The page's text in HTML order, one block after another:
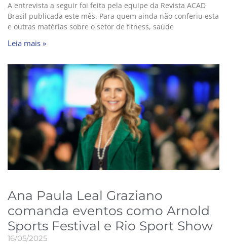
A entrevista a seguir foi feita pela equipe da Revista ACAD
Brasil publicada este mês. Para quem ainda não conferiu esta
e outras matérias sobre o setor de fitness, saúde
Leia mais »
Ana Paula Leal Graziano
comanda eventos como Arnold
Sports Festival e Rio Sport Show
16/05/2025